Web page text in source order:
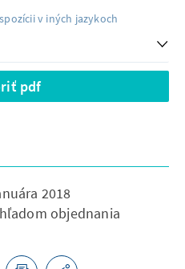
v iných jazykoch
pdf
2018
objednania